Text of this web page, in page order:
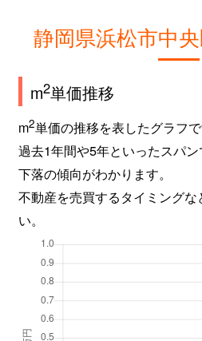
静岡県浜松市中
m2単価推移
m2単価の推移を表したグラフで
過去1年間や5年といったスパ
下落の傾向がわかります。
不動産を売買するタイミング
い。